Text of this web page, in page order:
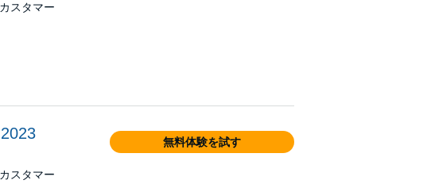
スタマー
スタマー
無料体験を試す